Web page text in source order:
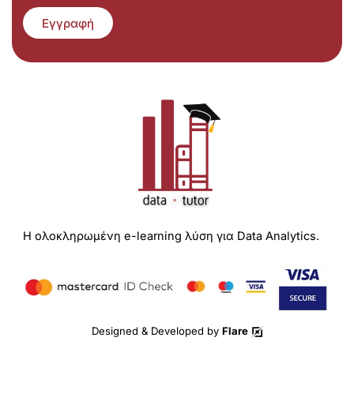
Εγγραφή
Η ολοκληρωμένη e-learning λύση για Data Analytics.
Designed & Developed by Flare